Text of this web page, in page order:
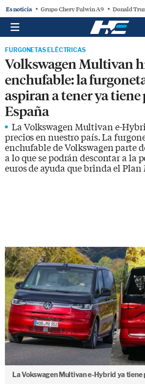
Es noticia Grupo Chery Fulwin A9 Donald
FURGONETAS ELÉCTRICAS
Volkswagen Multivan
enchufable: la
aspiran a tener ya tiene
España
La Volkswagen Multivan e-
precios en nuestro país. La
enchufable de Volkswagen parte
a lo que se podrán descontar a la
euros de ayuda que brinda el
La Vokswagen Multivan e-Hybrid ya tiene